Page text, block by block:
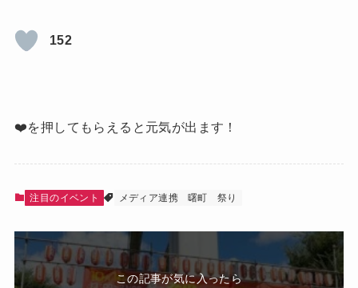
152
❤️を押してもらえると元気が出ます！
注目のイベント メディア連携 曙町 祭り
この記事が気に入ったら